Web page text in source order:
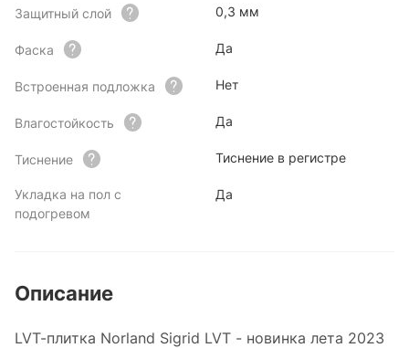
Защитный слой 0,3 мм
Фаска Да
Встроенная подложка Нет
Влагостойкость Да
Тиснение Тиснение в регистре
Укладка на пол с
подогревом
Да
Описание
LVT-плитка Norland Sigrid LVT - новинка лета 2023